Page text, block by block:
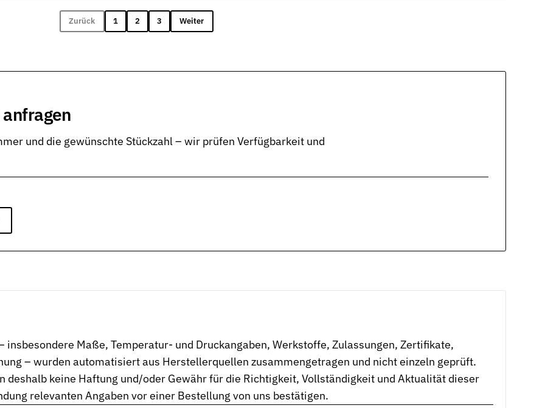
Zurück 1 2 3 Weiter
und die gewünschte Stückzahl – wir prüfen Verfügbarkeit und
insbesondere Maße, Temperatur- und Druckangaben, Werkstoffe, Zulassungen, Zertifikate,
– wurden automatisiert aus Herstellerquellen zusammengetragen und nicht einzeln geprüft.
deshalb keine Haftung und/oder Gewähr für die Richtigkeit, Vollständigkeit und Aktualität dieser
relevanten Angaben vor einer Bestellung von uns bestätigen.